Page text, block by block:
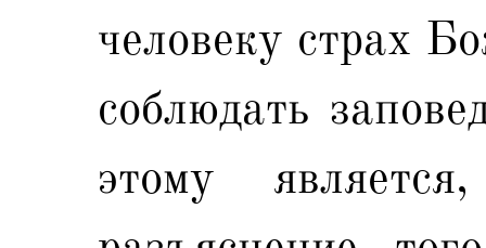
человеку страх
соблюдать
этому